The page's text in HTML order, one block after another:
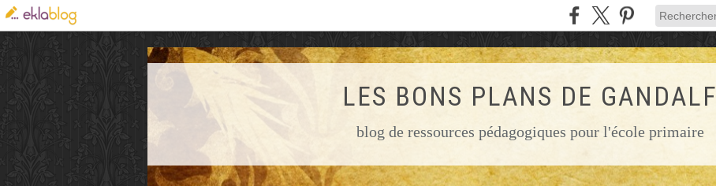
LES BONS PLANS DE GANDALF
blog de ressources pédagogiques pour l'école primaire